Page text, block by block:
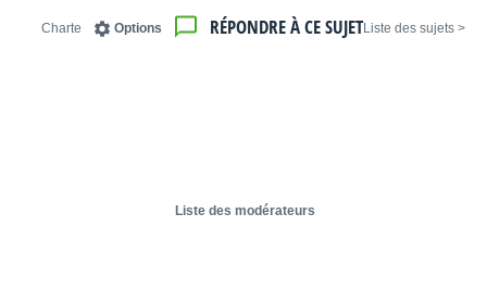
< Liste des sujets
RÉPONDRE À CE SUJET
Options
Charte
Liste des modérateurs